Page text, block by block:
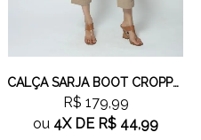
CALÇA SARJA BOOT CROPPED CAQUI
R$ 179,99
ou 4XDE R$ 44,99